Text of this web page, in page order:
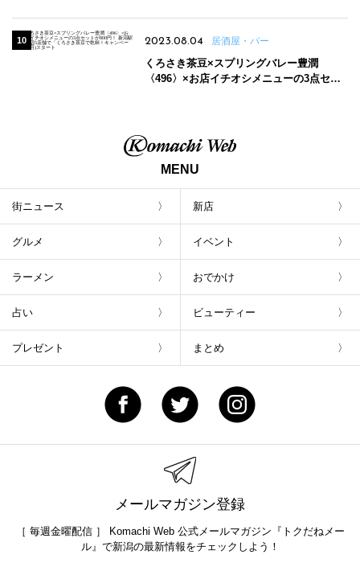
2023.08.04 居酒屋・バー
くろさき茶豆×スプリングバレー豊潤
〈496〉×お店イチオシメニューの3点セッ
MENU
街ニュース 新店
グルメ イベント
ラーメン おでかけ
占い ビューティー
プレゼント まとめ
メールマガジン登録
［ 毎週金曜配信 ］ Komachi Web 公式メールマガジン『トクだねメー
ル』で新潟の最新情報をチェックしよう！